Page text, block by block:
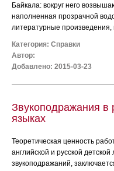
Байкала: вокруг него
наполненная прозрачной
литературные произведения,
Категория: Справки
Автор:
Добавлено: 2015-03-23
Звукоподражания в
языках
Теоретическая ценность
английской и русской
звукоподражаний,